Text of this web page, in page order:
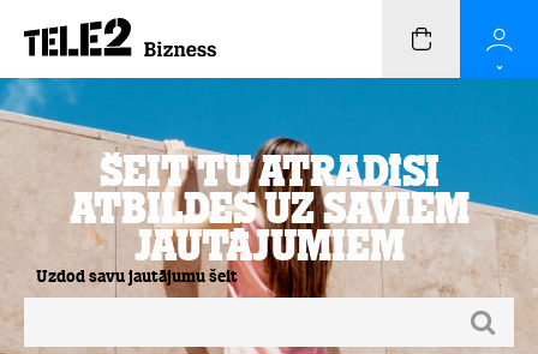
Šeit Tu atradīsi
atbildes uz saviem
jautājumiem
Uzdod savu jautājumu šeit